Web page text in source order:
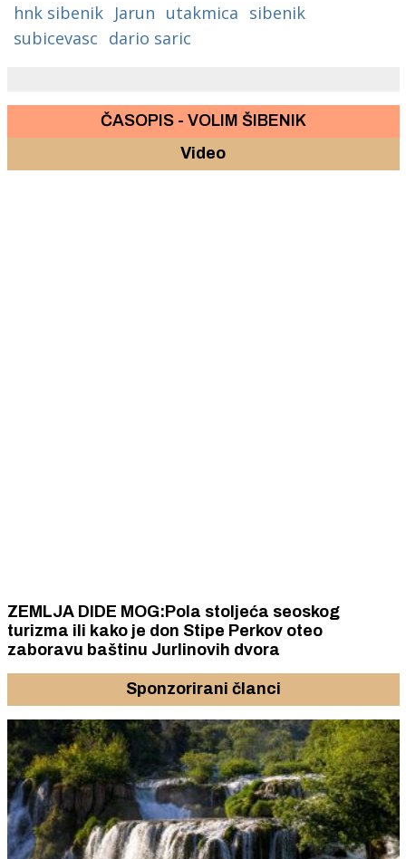
hnk sibenik Jarun utakmica sibenik
subicevasc dario saric
ČASOPIS - VOLIM ŠIBENIK
Video
ZEMLJA DIDE MOG:Pola stoljeća seoskog
turizma ili kako je don Stipe Perkov oteo
zaboravu baštinu Jurlinovih dvora
Sponzorirani članci